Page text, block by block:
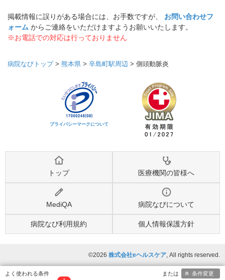
掲載情報に誤りがある場合には、お手数ですが、 お問い合わせフ
ォーム からご連絡をいただけますようお願いいたします。
※お電話での対応は行っておりません
病院なびトップ> 熊本県 > 辛島町駅周辺 > 側頭動脈炎
プライバシーマークについて
トップ 医療機関の皆様へ
MediQA 病院なびについて
病院なび利用規約 個人情報保護方針
©2026 株式会社eヘルスケア, All rights reserved.
条件変更